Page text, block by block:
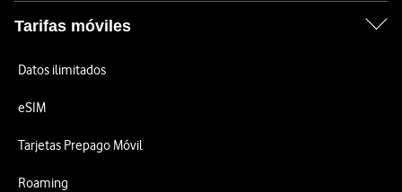
Tarifas móviles
Datos ilimitados
eSIM
Tarjetas Prepago Móvil
Roaming